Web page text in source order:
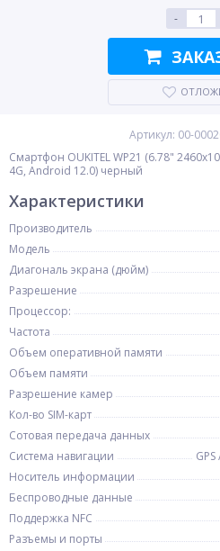
-
Артикул: 00-
Смартфон OUKITEL WP21 (6.78"
4G, Android 12.0) черный
Характеристики
Производитель
Модель
Диагональ экрана (дюйм)
Разрешение
Процессор:
Частота
Объем оперативной памяти
Объем памяти
Разрешение камер
Кол-во SIM-карт
Сотовая передача данных
Система навигации
Носитель информации
Беспроводные данные
Поддержка NFC
Разъемы и порты